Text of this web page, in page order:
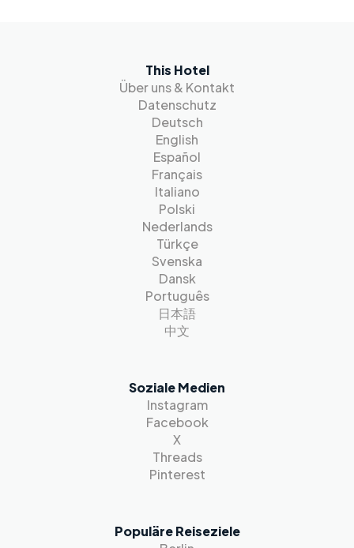
This Hotel
Über uns & Kontakt
Datenschutz
Deutsch
English
Español
Français
Italiano
Polski
Nederlands
Türkçe
Svenska
Dansk
Português
日本語
中文
Soziale Medien
Instagram
Facebook
X
Threads
Pinterest
Populäre Reiseziele